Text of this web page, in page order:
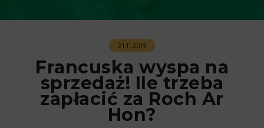
21.11.2019
Francuska wyspa na
sprzedaż! Ile trzeba
zapłacić za Roch Ar
Hon?